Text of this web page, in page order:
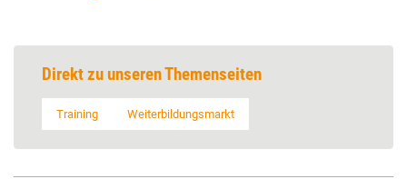
Direkt zu unseren Themenseiten
Training Weiterbildungsmarkt